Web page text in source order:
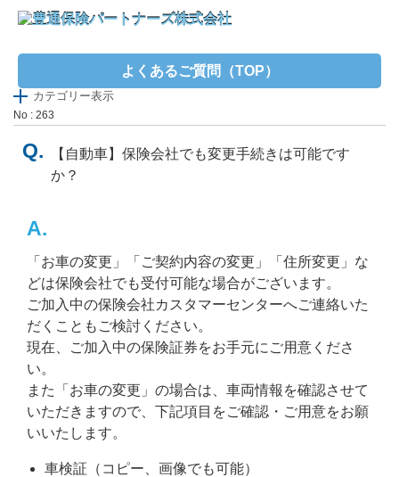
よくあるご質問（TOP）
カテゴリー表示
No : 263
【自動車】保険会社でも変更手続きは可能です
か？
「お車の変更」「ご契約内容の変更」「住所変更」な
どは保険会社でも受付可能な場合がございます。
ご加入中の保険会社カスタマーセンターへご連絡いた
だくこともご検討ください。
現在、ご加入中の保険証券をお手元にご用意くださ
い。
また「お車の変更」の場合は、車両情報を確認させて
いただきますので、下記項目をご確認・ご用意をお願
いいたします。
車検証（コピー、画像でも可能）